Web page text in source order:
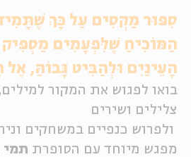
אנגלית
סִפּוּר מַקְסִים עַל כָּךְ
הַמּוֹכִיחַ שֶׁלִּפְעָמִים
הָעֵינַיִם וּלְהַבִּיט גָּבוֹהַּ, אֶל
בואו לפגוש את המקור
צלילים ושירים
ולפרוש כנפיים במשחקים
מפגש מיוחד עם הסופרת תמי